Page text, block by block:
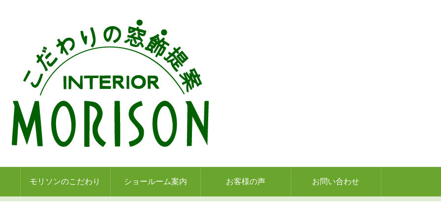
モリソンのこだわり ショールーム案内 お客様の声 お問い合わせ